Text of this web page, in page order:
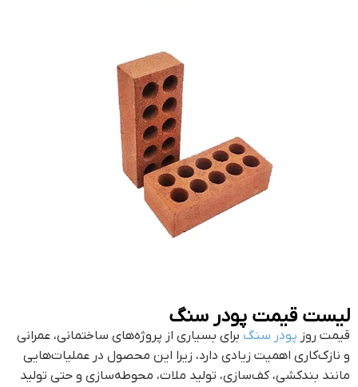
لیست قیمت پودر سنگ
قیمت روز پودر سنگ برای بسیاری از پروژه‌های ساختمانی، عمرانی
و نازک‌کاری اهمیت زیادی دارد، زیرا این محصول در عملیات‌هایی
مانند بندکشی، کف‌سازی، تولید ملات، محوطه‌سازی و حتی تولید